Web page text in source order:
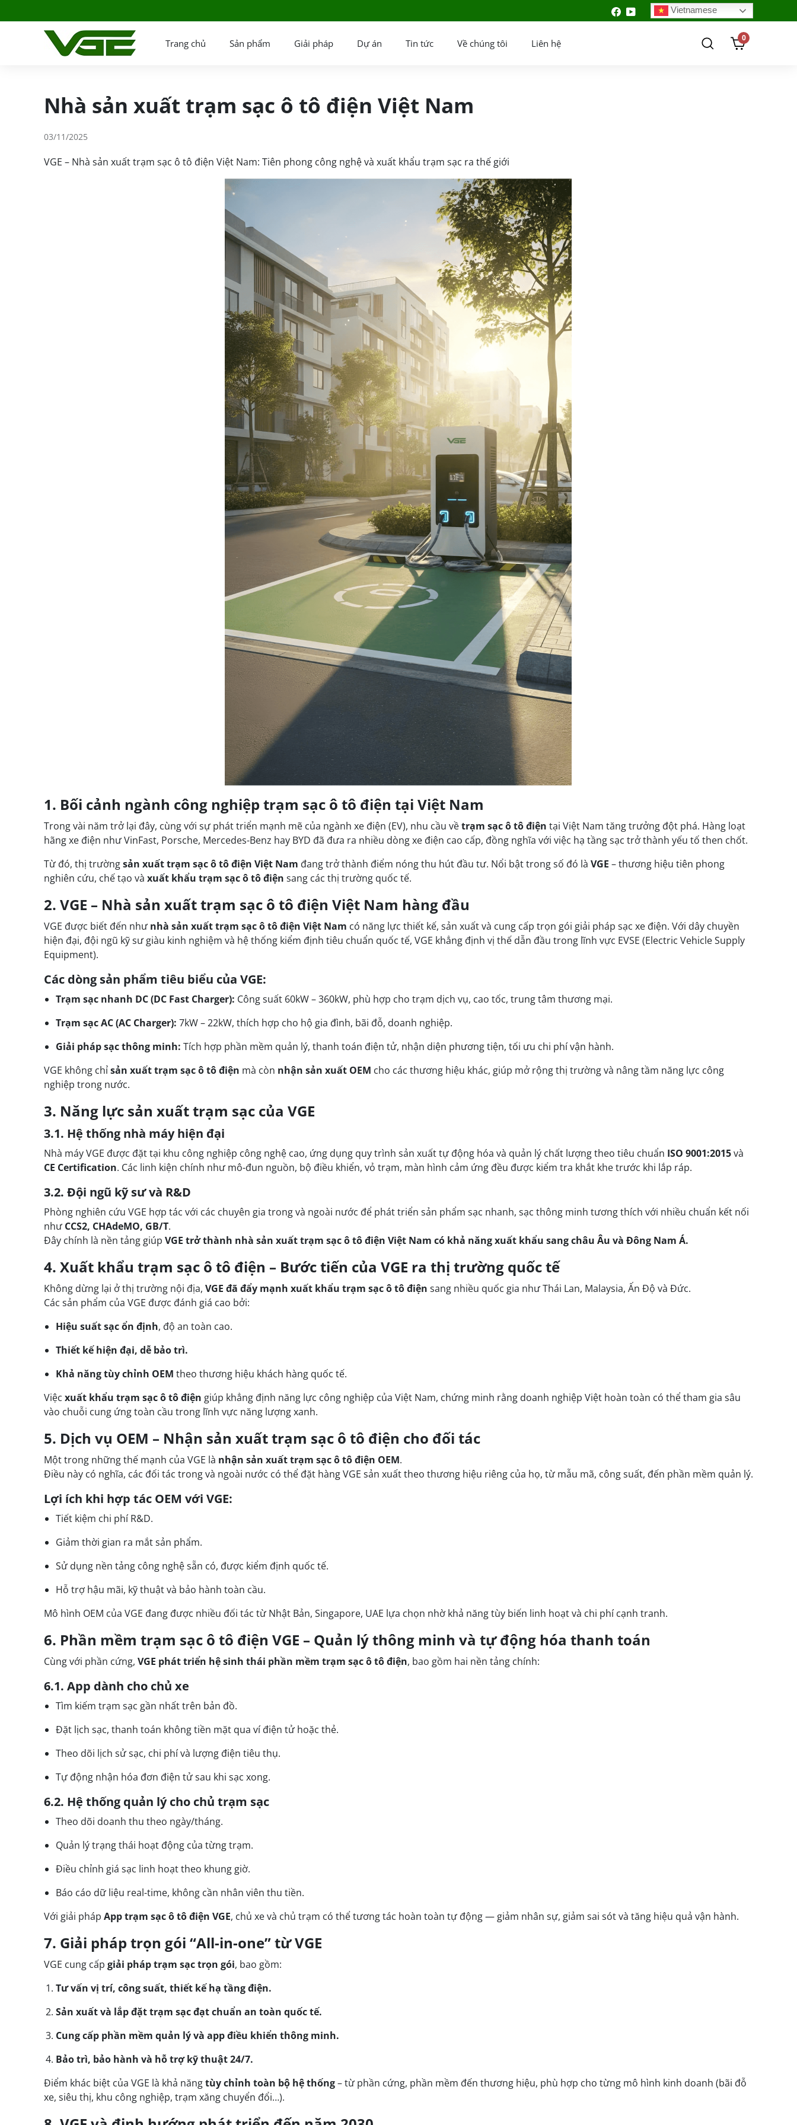
Vietnamese
Trang chủ Sản phẩm Giải pháp Dự án Tin tức Về chúng tôi Liên hệ
0
Nhà sản xuất trạm sạc ô tô điện Việt Nam
03/11/2025
VGE – Nhà sản xuất trạm sạc ô tô điện Việt Nam: Tiên phong công nghệ và xuất khẩu trạm sạc ra thế giới
1. Bối cảnh ngành công nghiệp trạm sạc ô tô điện tại Việt Nam
Trong vài năm trở lại đây, cùng với sự phát triển mạnh mẽ của ngành xe điện (EV), nhu cầu vềtrạm sạc ô tô điện tại Việt Nam tăng trưởng đột phá. Hàng loạt
hãng xe điện như VinFast, Porsche, Mercedes-Benz hay BYD đã đưa ra nhiều dòng xe điện cao cấp, đồng nghĩa với việc hạ tầng sạc trở thành yếu tố then chốt.
Từ đó, thị trườngsản xuất trạm sạc ô tô điện Việt Nam đang trở thành điểm nóng thu hút đầu tư. Nổi bật trong số đó là VGE – thương hiệu tiên phong
nghiên cứu, chế tạo và xuất khẩu trạm sạc ô tô điện sang các thị trường quốc tế.
2. VGE – Nhà sản xuất trạm sạc ô tô điện Việt Nam hàng đầu
VGE được biết đến như nhà sản xuất trạm sạc ô tô điện Việt Nam có năng lực thiết kế, sản xuất và cung cấp trọn gói giải pháp sạc xe điện. Với dây chuyền
hiện đại, đội ngũ kỹ sư giàu kinh nghiệm và hệ thống kiểm định tiêu chuẩn quốc tế, VGE khẳng định vị thế dẫn đầu trong lĩnh vực EVSE (Electric Vehicle Supply
Equipment).
Các dòng sản phẩm tiêu biểu của VGE:
Trạm sạc nhanh DC (DC Fast Charger): Công suất 60kW – 360kW, phù hợp cho trạm dịch vụ, cao tốc, trung tâm thương mại.
Trạm sạc AC (AC Charger): 7kW – 22kW, thích hợp cho hộ gia đình, bãi đỗ, doanh nghiệp.
Giải pháp sạc thông minh: Tích hợp phần mềm quản lý, thanh toán điện tử, nhận diện phương tiện, tối ưu chi phí vận hành.
VGE không chỉsản xuất trạm sạc ô tô điện mà còn nhận sản xuất OEM cho các thương hiệu khác, giúp mở rộng thị trường và nâng tầm năng lực công
nghiệp trong nước.
3. Năng lực sản xuất trạm sạc của VGE
3.1. Hệ thống nhà máy hiện đại
Nhà máy VGE được đặt tại khu công nghiệp công nghệ cao, ứng dụng quy trình sản xuất tự động hóa và quản lý chất lượng theo tiêu chuẩn ISO 9001:2015và
CE Certification. Các linh kiện chính như mô-đun nguồn, bộ điều khiển, vỏ trạm, màn hình cảm ứng đều được kiểm tra khắt khe trước khi lắp ráp.
3.2. Đội ngũ kỹ sư và R&D
Phòng nghiên cứu VGE hợp tác với các chuyên gia trong và ngoài nước để phát triển sản phẩm sạc nhanh, sạc thông minh tương thích với nhiều chuẩn kết nối
như CCS2, CHAdeMO, GB/T.
Đây chính là nền tảng giúp VGE trở thành nhà sản xuất trạm sạc ô tô điện Việt Nam có khả năng xuất khẩu sang châu Âu và Đông Nam Á.
4. Xuất khẩu trạm sạc ô tô điện – Bước tiến của VGE ra thị trường quốc tế
Không dừng lại ở thị trường nội địa, VGE đã đẩy mạnh xuất khẩu trạm sạc ô tô điện sang nhiều quốc gia như Thái Lan, Malaysia, Ấn Độ và Đức.
Các sản phẩm của VGE được đánh giá cao bởi:
Hiệu suất sạc ổn định, độ an toàn cao.
Thiết kế hiện đại, dễ bảo trì.
Khả năng tùy chỉnh OEM theo thương hiệu khách hàng quốc tế.
Việc xuất khẩu trạm sạc ô tô điện giúp khẳng định năng lực công nghiệp của Việt Nam, chứng minh rằng doanh nghiệp Việt hoàn toàn có thể tham gia sâu
vào chuỗi cung ứng toàn cầu trong lĩnh vực năng lượng xanh.
5. Dịch vụ OEM – Nhận sản xuất trạm sạc ô tô điện cho đối tác
Một trong những thế mạnh của VGE là nhận sản xuất trạm sạc ô tô điện OEM.
Điều này có nghĩa, các đối tác trong và ngoài nước có thể đặt hàng VGE sản xuất theo thương hiệu riêng của họ, từ mẫu mã, công suất, đến phần mềm quản lý.
Lợi ích khi hợp tác OEM với VGE:
Tiết kiệm chi phí R&D.
Giảm thời gian ra mắt sản phẩm.
Sử dụng nền tảng công nghệ sẵn có, được kiểm định quốc tế.
Hỗ trợ hậu mãi, kỹ thuật và bảo hành toàn cầu.
Mô hình OEM của VGE đang được nhiều đối tác từ Nhật Bản, Singapore, UAE lựa chọn nhờ khả năng tùy biến linh hoạt và chi phí cạnh tranh.
6. Phần mềm trạm sạc ô tô điện VGE – Quản lý thông minh và tự động hóa thanh toán
Cùng với phần cứng, VGE phát triển hệ sinh thái phần mềm trạm sạc ô tô điện, bao gồm hai nền tảng chính:
6.1. App dành cho chủ xe
Tìm kiếm trạm sạc gần nhất trên bản đồ.
Đặt lịch sạc, thanh toán không tiền mặt qua ví điện tử hoặc thẻ.
Theo dõi lịch sử sạc, chi phí và lượng điện tiêu thụ.
Tự động nhận hóa đơn điện tử sau khi sạc xong.
6.2. Hệ thống quản lý cho chủ trạm sạc
Theo dõi doanh thu theo ngày/tháng.
Quản lý trạng thái hoạt động của từng trạm.
Điều chỉnh giá sạc linh hoạt theo khung giờ.
Báo cáo dữ liệu real-time, không cần nhân viên thu tiền.
Với giải pháp App trạm sạc ô tô điện VGE, chủ xe và chủ trạm có thể tương tác hoàn toàn tự động — giảm nhân sự, giảm sai sót và tăng hiệu quả vận hành.
7. Giải pháp trọn gói “All-in-one” từ VGE
VGE cung cấp giải pháp trạm sạc trọn gói, bao gồm:
Tư vấn vị trí, công suất, thiết kế hạ tầng điện.
Sản xuất và lắp đặt trạm sạc đạt chuẩn an toàn quốc tế.
Cung cấp phần mềm quản lý và app điều khiển thông minh.
Bảo trì, bảo hành và hỗ trợ kỹ thuật 24/7.
Điểm khác biệt của VGE là khả năngtùy chỉnh toàn bộ hệ thống– từ phần cứng, phần mềm đến thương hiệu, phù hợp cho từng mô hình kinh doanh (bãi đỗ
xe, siêu thị, khu công nghiệp, trạm xăng chuyển đổi…).